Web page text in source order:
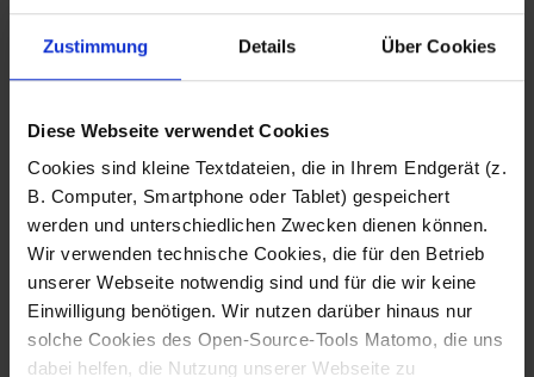
Zustimmung Details Über Cookies
Diese Webseite verwendet Cookies
Cookies sind kleine Textdateien, die in Ihrem Endgerät (z.
B. Computer, Smartphone oder Tablet) gespeichert
werden und unterschiedlichen Zwecken dienen können.
Wir verwenden technische Cookies, die für den Betrieb
unserer Webseite notwendig sind und für die wir keine
Einwilligung benötigen. Wir nutzen darüber hinaus nur
solche Cookies des Open-Source-Tools Matomo, die uns
dabei helfen, die Nutzung unserer Webseite zu
Fotografo: Lorenz
Sternbach
Download
Fotografo: Lorenz
Sternbach
Download